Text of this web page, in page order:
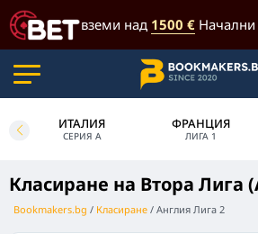
вземи над 1500 € Начални
ИТАЛИЯ
СЕРИЯ А
ФРАНЦИЯ
ЛИГА 1
Класиране на Втора Лига
Bookmakers.bg Класиране Англия Лига 2